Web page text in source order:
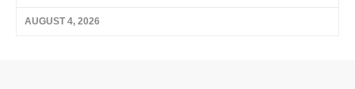
AUGUST 4, 2026